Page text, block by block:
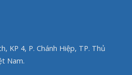
KP 4, P. Chánh Hiệp, TP. Thủ
Nam.